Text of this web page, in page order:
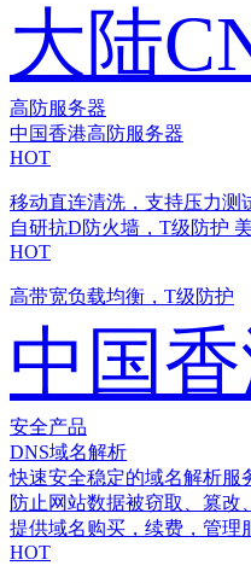
大陆
高防服务器
中国香港高防服务器
HOT
移动直连清洗，支持压力测
自研抗D防火墙，T级防护
HOT
高带宽负载均衡，T级防护
中国
安全产品
DNS域名解析
快速安全稳定的域名解析服
防止网站数据被窃取、篡改
提供域名购买，续费，管理
HOT